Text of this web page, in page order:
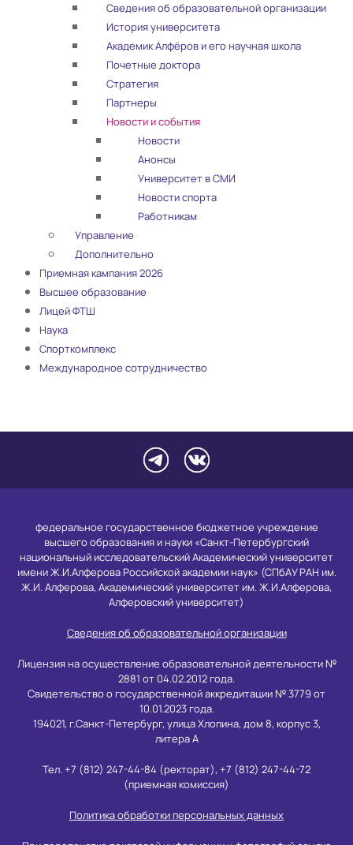
Сведения об образовательной организации
История университета
Академик Алфёров и его научная школа
Почетные доктора
Стратегия
Партнеры
Новости и события
Новости
Анонсы
Университет в СМИ
Новости спорта
Работникам
Управление
Дополнительно
Приемная кампания 2026
Высшее образование
Лицей ФТШ
Наука
Спорткомплекс
Международное сотрудничество
федеральное государственное бюджетное учреждение
высшего образования и науки «Санкт-Петербургский
национальный исследовательский Академический университет
имени Ж.И.Алферова Российской академии наук» (СПбАУ РАН им.
Ж.И. Алферова, Академический университет им. Ж.И.Алферова,
Алферовский университет)
Сведения об образовательной организации
Лицензия на осуществление образовательной деятельности №
2881 от 04.02.2012 года.
Свидетельство о государственной аккредитации № 3779 от
10.01.2023 года.
194021, г.Санкт-Петербург, улица Хлопина, дом 8, корпус 3,
литера А
Тел. +7 (812) 247-44-84 (ректорат), +7 (812) 247-44-72
(приемная комиссия)
Политика обработки персональных данных